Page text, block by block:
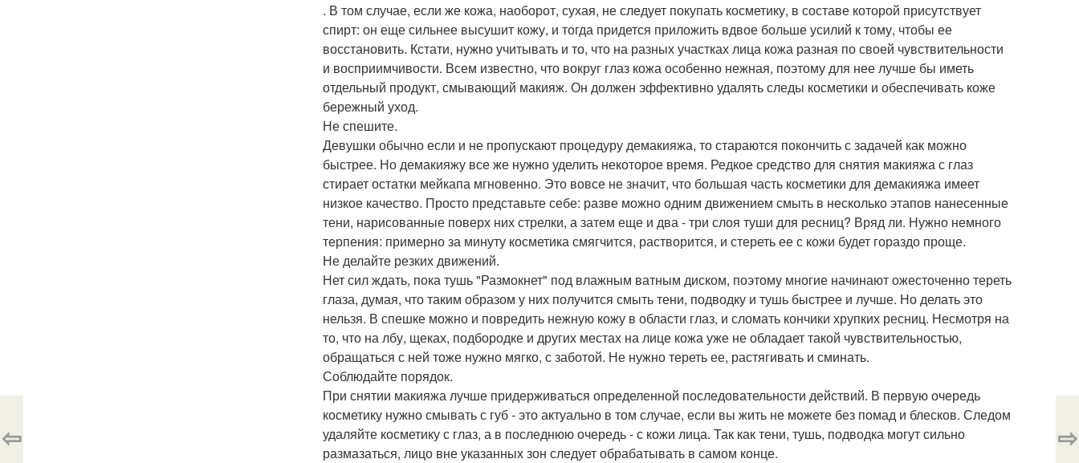
. В том случае, если же кожа, наоборот, сухая, не следует покупать косметику, в составе которой присутствует
спирт: он еще сильнее высушит кожу, и тогда придется приложить вдвое больше усилий к тому, чтобы ее
восстановить. Кстати, нужно учитывать и то, что на разных участках лица кожа разная по своей чувствительности
и восприимчивости. Всем известно, что вокруг глаз кожа особенно нежная, поэтому для нее лучше бы иметь
отдельный продукт, смывающий макияж. Он должен эффективно удалять следы косметики и обеспечивать коже
бережный уход.
Не спешите.
Девушки обычно если и не пропускают процедуру демакияжа, то стараются покончить с задачей как можно
быстрее. Но демакияжу все же нужно уделить некоторое время. Редкое средство для снятия макияжа с глаз
стирает остатки мейкапа мгновенно. Это вовсе не значит, что большая часть косметики для демакияжа имеет
низкое качество. Просто представьте себе: разве можно одним движением смыть в несколько этапов нанесенные
тени, нарисованные поверх них стрелки, а затем еще и два - три слоя туши для ресниц? Вряд ли. Нужно немного
терпения: примерно за минуту косметика смягчится, растворится, и стереть ее с кожи будет гораздо проще.
Не делайте резких движений.
Нет сил ждать, пока тушь "Размокнет" под влажным ватным диском, поэтому многие начинают ожесточенно тереть
глаза, думая, что таким образом у них получится смыть тени, подводку и тушь быстрее и лучше. Но делать это
нельзя. В спешке можно и повредить нежную кожу в области глаз, и сломать кончики хрупких ресниц. Несмотря на
то, что на лбу, щеках, подбородке и других местах на лице кожа уже не обладает такой чувствительностью,
обращаться с ней тоже нужно мягко, с заботой. Не нужно тереть ее, растягивать и сминать.
Соблюдайте порядок.
При снятии макияжа лучше придерживаться определенной последовательности действий. В первую очередь
косметику нужно смывать с губ - это актуально в том случае, если вы жить не можете без помад и блесков. Следом
удаляйте косметику с глаз, а в последнюю очередь - с кожи лица. Так как тени, тушь, подводка могут сильно
размазаться, лицо вне указанных зон следует обрабатывать в самом конце.
⇦ ⇨